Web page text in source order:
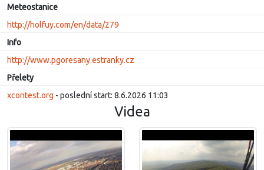
Meteostanice
http://holfuy.com/en/data/279
Info
http://www.pgoresany.estranky.cz
Přelety
xcontest.org - poslední start: 8.6.2026 11:03
Videa